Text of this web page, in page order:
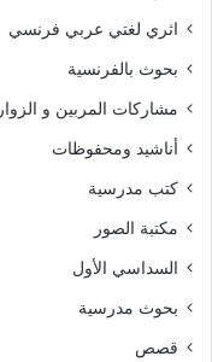
اثري لغتي عربي فرنسي
بحوث بالفرنسية
مشاركات المربين و الزوار
أناشيد ومحفوظات
كتب مدرسية
مكتبة الصور
السداسي الأول
بحوث مدرسية
قصص